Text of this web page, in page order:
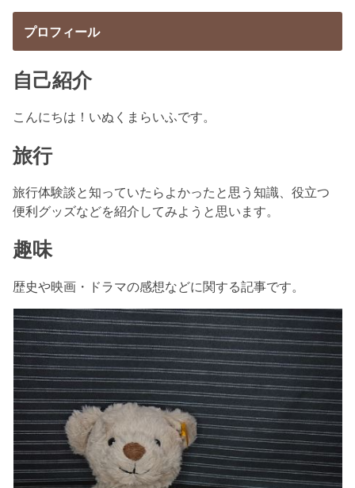
プロフィール
自己紹介
こんにちは！いぬくまらいふです。
旅行
旅行体験談と知っていたらよかったと思う知識、役立つ
便利グッズなどを紹介してみようと思います。
趣味
歴史や映画・ドラマの感想などに関する記事です。